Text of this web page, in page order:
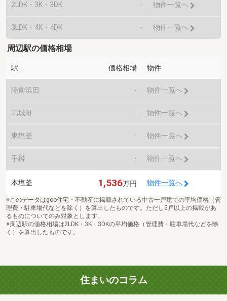
2LDK・3K・3DK - 物件一覧へ
3LDK・4K・4DK - 物件一覧へ
周辺駅の価格相場
駅 価格相場 物件
陸前浜田 - 物件一覧へ
高城町 - 物件一覧へ
東塩釜 - 物件一覧へ
手樽 - 物件一覧へ
本塩釜 1,536万円 物件一覧へ
※このデータはgoo住宅・不動産に掲載されている中古一戸建ての平均価格（管
理費・駐車場代などを除く）を算出したものです。ただし5戸以上の掲載があ
るものについてのみ対象とします。
※周辺駅の価格相場は2LDK・3K・3DKの平均価格（管理費・駐車場代などを除
く）を算出したものです。
住まいのコラム